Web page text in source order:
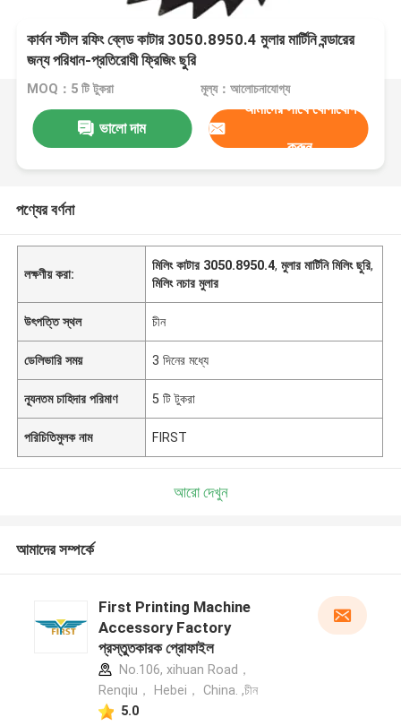
কার্বন স্টীল রফিং ব্লেড কাটার 3050.8950.4 মুলার মার্টিনি বন্ডারের
জন্য পরিধান-প্রতিরোধী ফ্রিজিং ছুরি
MOQ：5 টি টুকরা মূল্য：আলোচনাযোগ্য
ভালো দাম
আমাদের সাথে যোগাযোগ
করুন
পণ্যের বর্ণনা
লক্ষণীয় করা:
মিলিং কাটার 3050.8950.4,মুলার মার্টিনি মিলিং ছুরি,
মিলিং নচার মুলার
উৎপত্তি স্থল চীন
ডেলিভারি সময় 3 দিনের মধ্যে
ন্যূনতম চাহিদার পরিমাণ 5 টি টুকরা
পরিচিতিমুলক নাম FIRST
আরো দেখুন
আমাদের সম্পর্কে
First Printing Machine
Accessory Factory
প্রস্তুতকারক প্রোফাইল
No.106, xihuan Road，
Renqiu， Hebei， China. ,চীন
5.0